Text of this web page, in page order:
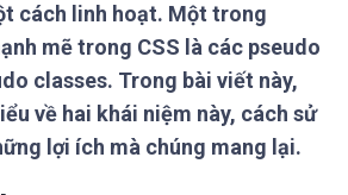
cách linh hoạt. Một trong
mẽ trong CSS là các pseudo
classes. Trong bài viết này,
về hai khái niệm này, cách sử
lợi ích mà chúng mang lại.